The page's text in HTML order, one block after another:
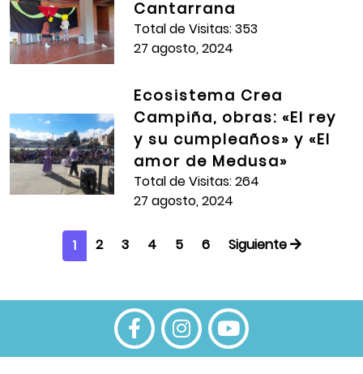
Cantarrana
Total de Visitas: 353
27 agosto, 2024
Ecosistema Crea
Campiña, obras: «El rey
y su cumpleaños» y «El
amor de Medusa»
Total de Visitas: 264
27 agosto, 2024
1 2 3 4 5 6 Siguiente